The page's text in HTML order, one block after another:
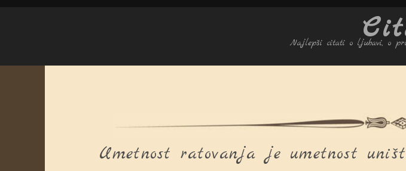
Najlepši citati o ljubavi, o
Umetnost ratovanja je umetnost